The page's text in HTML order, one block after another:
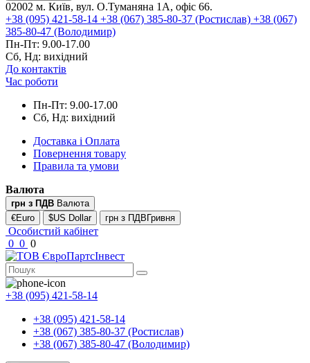
02002 м. Київ, вул. О.Туманяна 1А, офіс 66.
+38 (095) 421-58-14 +38 (067) 385-80-37 (Ростислав) +38 (067)
385-80-47 (Володимир)
Пн-Пт: 9.00-17.00
Сб, Нд: вихідний
До контактів
Час роботи
Пн-Пт: 9.00-17.00
Сб, Нд: вихідний
Доставка і Оплата
Повернення товару
Правила та умови
Валюта
грн з ПДВ Валюта
€Euro
$US Dollar грн з ПДВГривня
Особистий кабінет
0 0 0
+38 (095) 421-58-14
+38 (095) 421-58-14
+38 (067) 385-80-37 (Ростислав)
+38 (067) 385-80-47 (Володимир)